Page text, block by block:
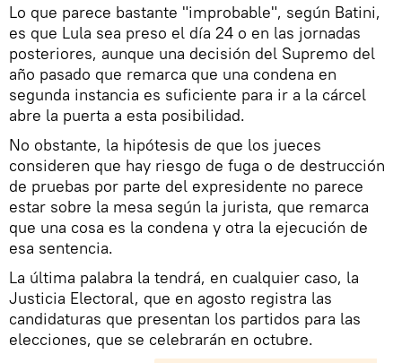
Lo que parece bastante "improbable", según Batini,
es que Lula sea preso el día 24 o en las jornadas
posteriores, aunque una decisión del Supremo del
año pasado que remarca que una condena en
segunda instancia es suficiente para ir a la cárcel
abre la puerta a esta posibilidad.
No obstante, la hipótesis de que los jueces
consideren que hay riesgo de fuga o de destrucción
de pruebas por parte del expresidente no parece
estar sobre la mesa según la jurista, que remarca
que una cosa es la condena y otra la ejecución de
esa sentencia.
La última palabra la tendrá, en cualquier caso, la
Justicia Electoral, que en agosto registra las
candidaturas que presentan los partidos para las
elecciones, que se celebrarán en octubre.